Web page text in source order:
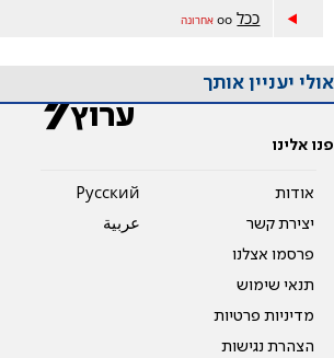
ככל oo אחרונה
אולי יעניין אותך
פנו אלינו
אודות
יצירת קשר
פרסמו אצלנו
תנאי שימוש
מדיניות פרטיות
הצהרת נגישות
Pусский
عربية